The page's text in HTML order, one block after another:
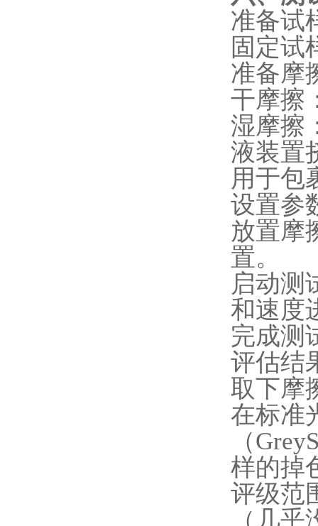
准备试
固定试
准备摩
干摩擦
湿摩擦
液装置
用于包
设置参
放置摩
置。
启动测
和速度
完成测
评估结
取下摩
在标准
（
样的掉
评级范
（几